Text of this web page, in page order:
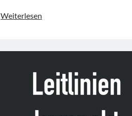
Weiterlesen
Casualty
Guidelines
for
Medical